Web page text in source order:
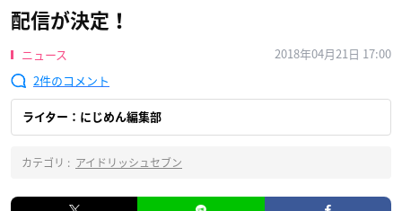
配信が決定！
ニュース
2018年04月21日 17:00
2
ライター：にじめん編集部
カテゴリ : アイドリッシュセブン